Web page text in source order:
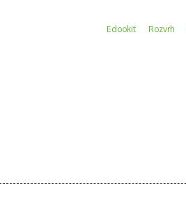
Edookit Rozvrh